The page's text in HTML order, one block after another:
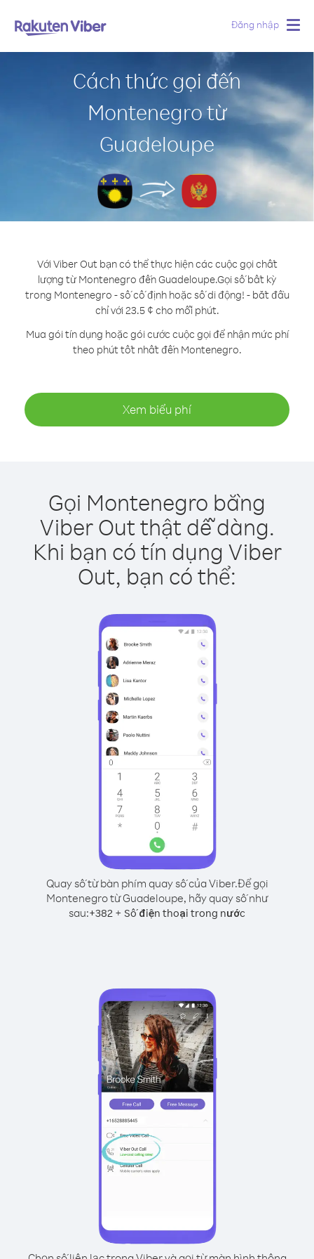
Đăng nhập
Cách thức gọi đến
Montenegro từ
Guadeloupe
Với Viber Out bạn có thể thực hiện các cuộc gọi chất
lượng từ Montenegro đến Guadeloupe.Gọi số bất kỳ
trong Montenegro - số cố định hoặc số di động! - bắt đầu
chỉ với 23.5 ¢ cho mỗi phút.
Mua gói tín dụng hoặc gói cước cuộc gọi để nhận mức phí
theo phút tốt nhất đến Montenegro.
Xem biểu phí
Gọi Montenegro bằng
Viber Out thật dễ dàng.
Khi bạn có tín dụng Viber
Out, bạn có thể:
Quay số từ bàn phím quay số của Viber.Để gọi
Montenegro từ Guadeloupe, hãy quay số như
sau:+382 + Số điện thoại trong nước